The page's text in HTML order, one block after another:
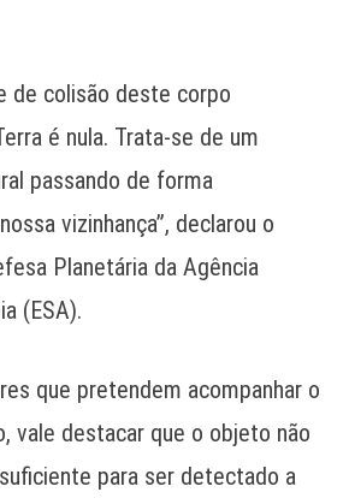
de colisão deste corpo
é nula. Trata-se de um
passando de forma
vizinhança”, declarou o
Planetária da Agência
(ESA).
que pretendem acompanhar o
vale destacar que o objeto não
para ser detectado a